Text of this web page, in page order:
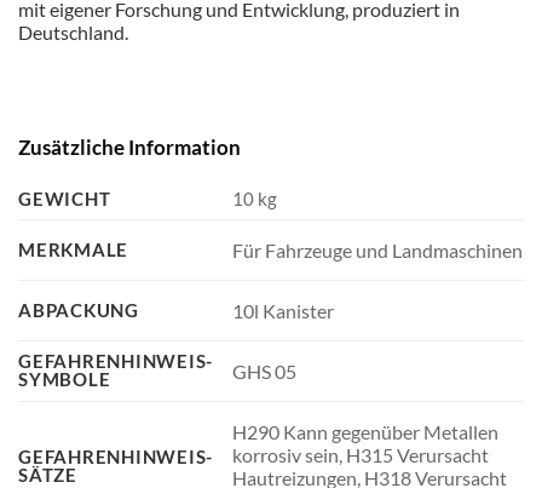
mit eigener Forschung und Entwicklung, produziert in
Deutschland.
Zusätzliche Information
GEWICHT 10 kg
MERKMALE Für Fahrzeuge und Landmaschinen
ABPACKUNG 10l Kanister
GEFAHRENHINWEIS-
SYMBOLE
GHS 05
GEFAHRENHINWEIS-
SÄTZE
H290 Kann gegenüber Metallen
korrosiv sein, H315 Verursacht
Hautreizungen, H318 Verursacht